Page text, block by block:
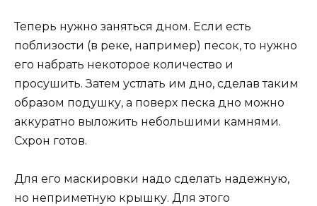
Теперь нужно заняться дном. Если есть
поблизости (в реке, например) песок, то нужно
его набрать некоторое количество и
просушить. Затем устлать им дно, сделав таким
образом подушку, а поверх песка дно можно
аккуратно выложить небольшими камнями.
Схрон готов.
Для его маскировки надо сделать надежную,
но неприметную крышку. Для этого